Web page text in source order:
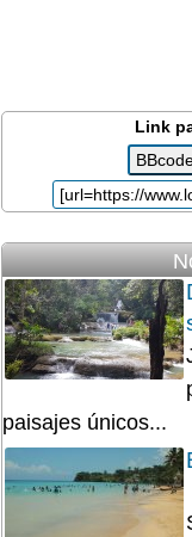
Link
paisajes únicos...